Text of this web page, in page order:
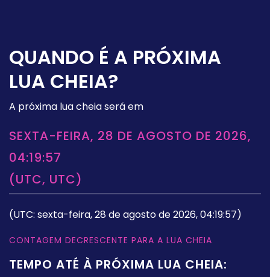
QUANDO É A PRÓXIMA
LUA CHEIA?
A próxima lua cheia será em
SEXTA-FEIRA, 28 DE AGOSTO DE 2026,
04:19:57
(UTC, UTC)
(UTC: sexta-feira, 28 de agosto de 2026, 04:19:57)
CONTAGEM DECRESCENTE PARA A LUA CHEIA
TEMPO ATÉ À PRÓXIMA LUA CHEIA: